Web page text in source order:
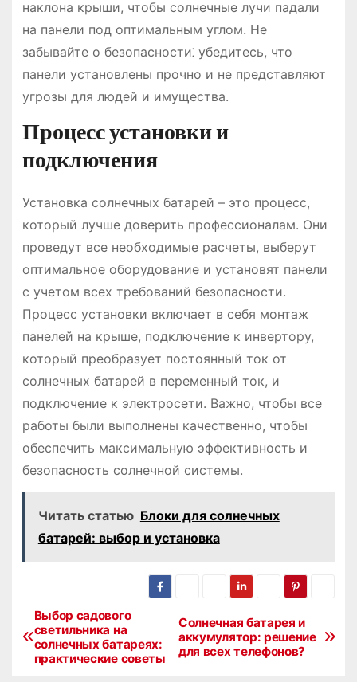
наклона крыши, чтобы солнечные лучи падали
на панели под оптимальным углом. Не
забывайте о безопасности⁚ убедитесь, что
панели установлены прочно и не представляют
угрозы для людей и имущества.
Процесс установки и
подключения
Установка солнечных батарей – это процесс,
который лучше доверить профессионалам. Они
проведут все необходимые расчеты, выберут
оптимальное оборудование и установят панели
с учетом всех требований безопасности.
Процесс установки включает в себя монтаж
панелей на крыше, подключение к инвертору,
который преобразует постоянный ток от
солнечных батарей в переменный ток, и
подключение к электросети. Важно, чтобы все
работы были выполнены качественно, чтобы
обеспечить максимальную эффективность и
безопасность солнечной системы.
Читать статью Блоки для солнечных
батарей: выбор и установка
Н
Солнечная батарея и
аккумулятор: решение
для всех телефонов?
Выбор садового
светильника на
солнечных батареях:
практические советы